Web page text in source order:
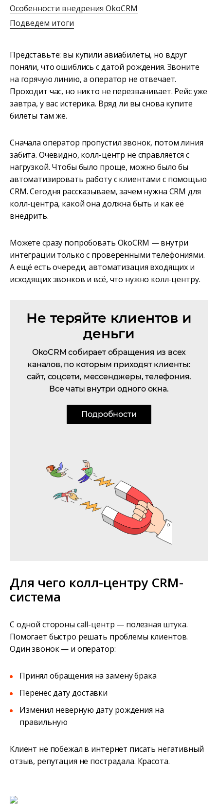
Особенности внедрения OkoCRM
Подведем итоги
Представьте: вы купили авиабилеты, но вдруг
поняли, что ошиблись с датой рождения. Звоните
на горячую линию, а оператор не отвечает.
Проходит час, но никто не перезванивает. Рейс уже
завтра, у вас истерика. Вряд ли вы снова купите
билеты там же.
Сначала оператор пропустил звонок, потом линия
забита. Очевидно, колл-центр не справляется с
нагрузкой. Чтобы было проще, можно было бы
автоматизировать работу с клиентами с помощью
CRM. Сегодня рассказываем, зачем нужна CRM для
колл-центра, какой она должна быть и как её
внедрить.
Можете сразу попробовать OkoCRM — внутри
интеграции только с проверенными телефониями.
А ещё есть очереди, автоматизация входящих и
исходящих звонков и всё, что нужно колл-центру.
Не теряйте клиентов и
деньги
OkoCRM собирает обращения из всех
каналов, по которым приходят клиенты:
сайт, соцсети, мессенджеры, телефония.
Все чаты внутри одного окна.
Подробности
Для чего колл-центру CRM-
система
С одной стороны call-центр — полезная штука.
Помогает быстро решать проблемы клиентов.
Один звонок — и оператор:
Принял обращения на замену брака
Перенес дату доставки
Изменил неверную дату рождения на
правильную
Клиент не побежал в интернет писать негативный
отзыв, репутация не пострадала. Красота.